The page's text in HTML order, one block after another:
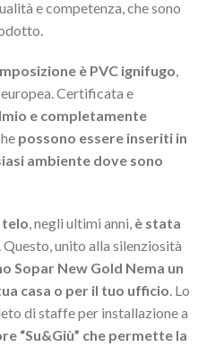
e competenza, che sono
è PVC ignifugo
Certificata e
e completamente
possono essere inseriti in
ambiente dove sono
, negli ultimi anni, è stata
. Questo, unito alla silenziosità
Sopar New Gold Nema un
casa o per il tuo ufficio . Lo
di staffe per installazione a
“Su&Giù” che permette la